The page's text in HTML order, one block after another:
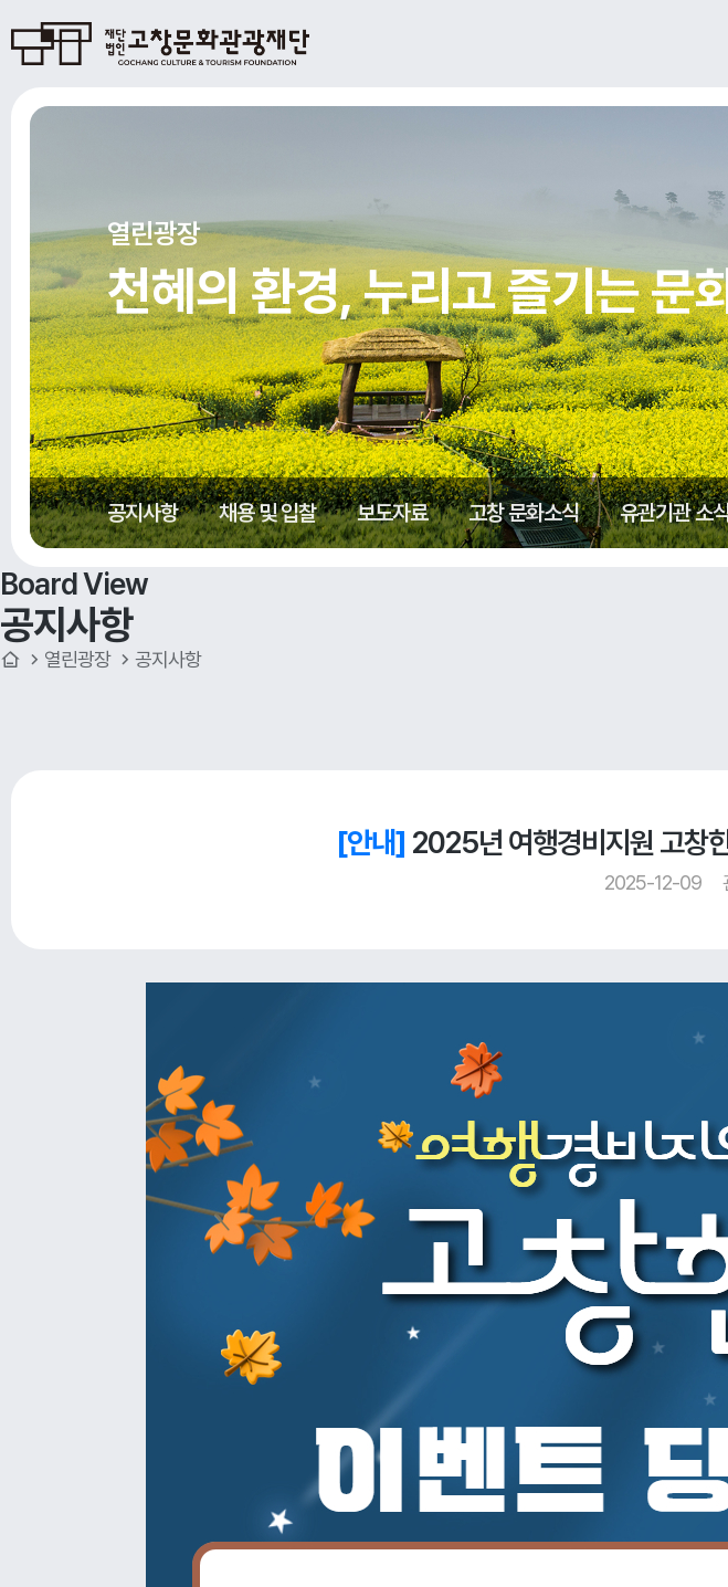
열린광장
천혜의 환경, 누리고 즐기는 문
공지사항 채용 및 입찰 보도자료 고창 문화소식 유관기관 소
Board View
공지사항
열린광장 공지사항
[안내] 2025년 여행경비지원 고창
2025-12-09